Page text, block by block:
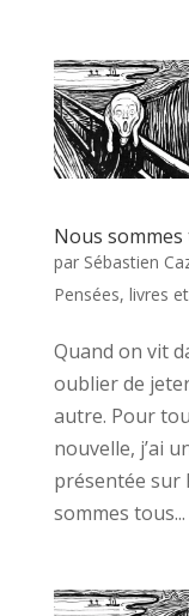
Nous
par Sébastien
Pensées, livres
Quand on vit
oublier de
autre. Pour
nouvelle, j’ai
présentée sur
sommes tous...